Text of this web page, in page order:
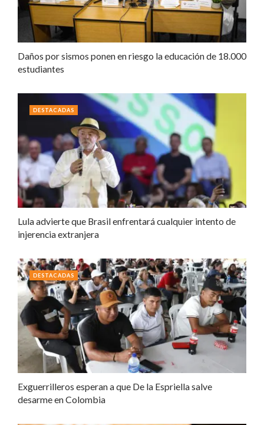
Daños por sismos ponen en riesgo la educación de 18.000
estudiantes
Lula advierte que Brasil enfrentará cualquier intento de
injerencia extranjera
DESTACADAS
Exguerrilleros esperan a que De la Espriella salve
desarme en Colombia
DESTACADAS